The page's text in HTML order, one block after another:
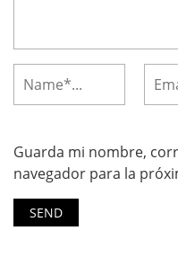
Guarda mi nombre,
navegador para la